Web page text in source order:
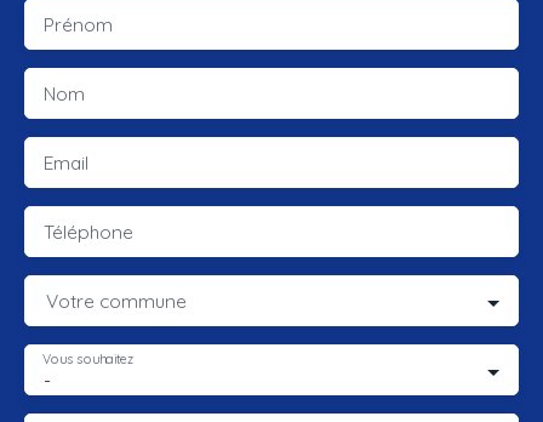
Prénom
Nom
Email
Téléphone
Votre commune
-
Vous souhaitez